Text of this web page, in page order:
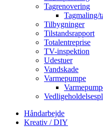
Tagrenovering
Tagmaling/
Tilbygninger
Tilstandsrapport
Totalentreprise
TV-inspektion
Udestuer
Vandskade
Varmepumpe
Håndarbejde
Kreativ / DIY